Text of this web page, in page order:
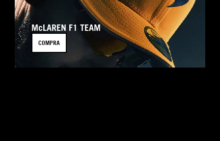
McLAREN F1 TEAM
COMPRA